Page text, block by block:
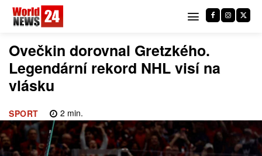
Ovečkin dorovnal Gretzkého.
Legendární rekord NHL visí na
vlásku
SPORT 2 min.